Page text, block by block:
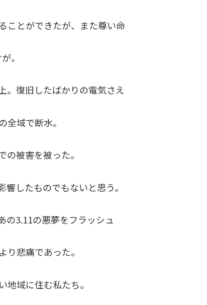
ことができたが、また尊い命
。
。復旧したばかりの電気さえ
全域で断水。
の被害を被った。
したものでもないと思う。
の3.11の悪夢をフラッシュ
り悲痛であった。
地域に住む私たち。